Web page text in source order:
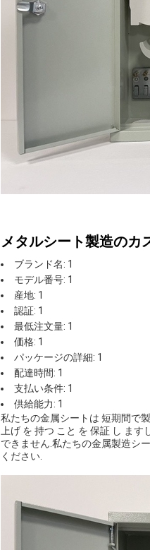
メタルシート製造のカ
ブランド名: 1
モデル番号: 1
産地: 1
認証: 1
最低注文量: 1
価格: 1
パッケージの詳細: 1
配達時間: 1
支払い条件: 1
供給能力: 1
私たちの金属シートは 短期間で
上げ を 持つ こと を 保証 し ま
できません.私たちの金属製造シ
ください.